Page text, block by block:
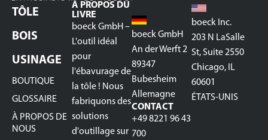
TÔLE
BOIS
USINAGE
BOUTIQUE
GLOSSAIRE
À PROPOS DE
NOUS
À PROPOS DU
LIVRE
boeck GmbH –
L'outil idéal
pour
l'ébavurage de
la tôle ! Nous
fabriquons des
solutions
d'outillage sur
boeck GmbH
An der Werft 2
89347
Bubesheim
Allemagne
CONTACT
+49 8221 96 43
700
boeck Inc.
203 N LaSalle
St, Suite 2550
Chicago, IL
60601
ÉTATS-UNIS